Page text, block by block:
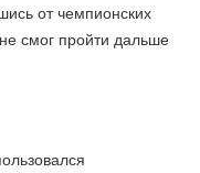
от чемпионских
смог пройти дальше